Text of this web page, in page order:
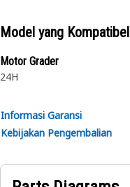
Model yang Kompatibel
Motor Grader
24H
Informasi Garansi
Kebijakan Pengembalian